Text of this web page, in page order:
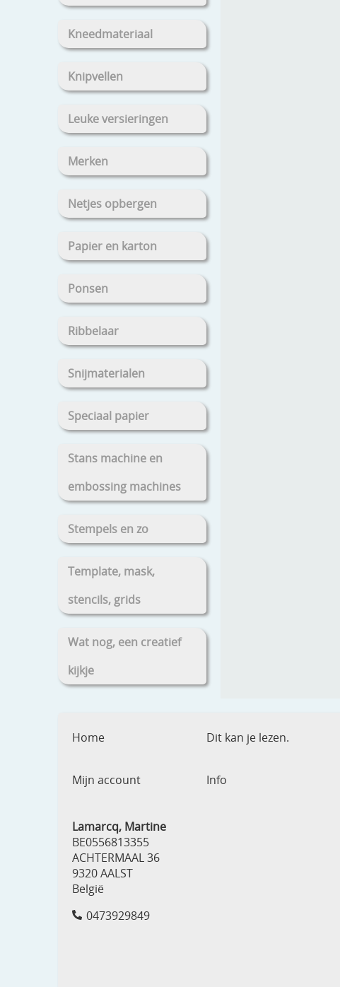
Kneedmateriaal
Knipvellen
Leuke versieringen
Merken
Netjes opbergen
Papier en karton
Ponsen
Ribbelaar
Snijmaterialen
Speciaal papier
Stans machine en
embossing machines
Stempels en zo
Template, mask,
stencils, grids
Wat nog, een creatief
kijkje
Home Dit kan je lezen.
Mijn account
Info
Lamarcq, Martine
BE0556813355
ACHTERMAAL 36
9320 AALST
België
0473929849